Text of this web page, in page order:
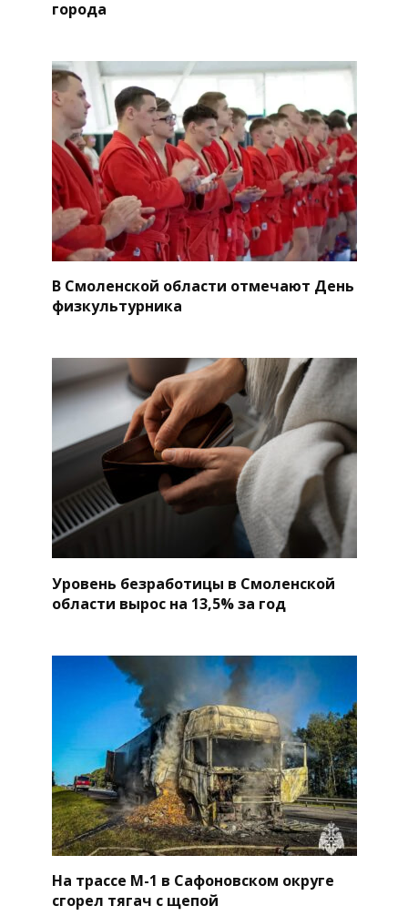
города
В Смоленской области отмечают День
физкультурника
Уровень безработицы в Смоленской
области вырос на 13,5% за год
На трассе М-1 в Сафоновском округе
сгорел тягач с щепой